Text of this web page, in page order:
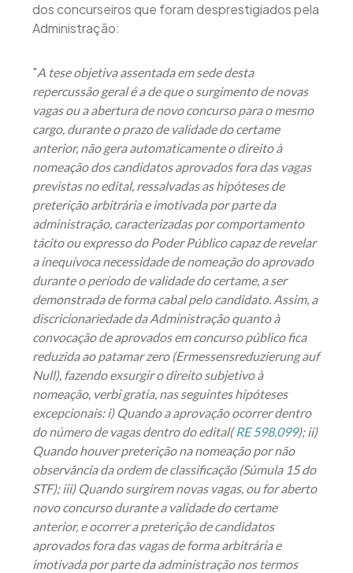
dos concurseiros que foram desprestigiados pela
Administração:
"A tese objetiva assentada em sede desta
repercussão geral é a de que o surgimento de novas
vagas ou a abertura de novo concurso para o mesmo
cargo, durante o prazo de validade do certame
anterior, não gera automaticamente o direito à
nomeação dos candidatos aprovados fora das vagas
previstas no edital, ressalvadas as hipóteses de
preterição arbitrária e imotivada por parte da
administração, caracterizadas por comportamento
tácito ou expresso do Poder Público capaz de revelar
a inequívoca necessidade de nomeação do aprovado
durante o período de validade do certame, a ser
demonstrada de forma cabal pelo candidato. Assim, a
discricionariedade da Administração quanto à
convocação de aprovados em concurso público fica
reduzida ao patamar zero (Ermessensreduzierung auf
Null), fazendo exsurgir o direito subjetivo à
nomeação, verbi gratia, nas seguintes hipóteses
excepcionais: i) Quando a aprovação ocorrer dentro
do número de vagas dentro do edital(RE 598.099); ii)
Quando houver preterição na nomeação por não
observância da ordem de classificação (Súmula 15 do
STF); iii) Quando surgirem novas vagas, ou for aberto
novo concurso durante a validade do certame
anterior, e ocorrer a preterição de candidatos
aprovados fora das vagas de forma arbitrária e
imotivada por parte da administração nos termos